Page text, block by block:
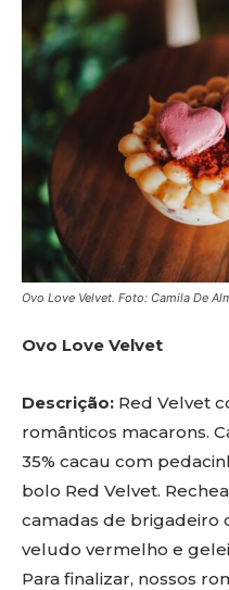
Ovo Love Velvet. Foto: Camila De
Ovo Love Velvet
Descrição: Red Velvet
românticos macarons.
35% cacau com
bolo Red Velvet.
camadas de brigadeiro
veludo vermelho e
Para finalizar, nossos